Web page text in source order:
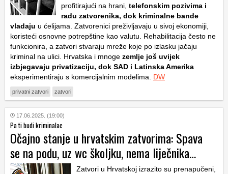
profitirajući na hrani, telefonskim pozivima i
radu zatvorenika, dok kriminalne bande
vladaju u ćelijama. Zatvorenici preživljavaju u sivoj ekonomiji,
koristeći osnovne potrepštine kao valutu. Rehabilitacija često ne
funkcionira, a zatvori stvaraju mreže koje po izlasku jačaju
kriminal na ulici. Hrvatska i mnoge zemlje još uvijek
izbjegavaju privatizaciju, dok SAD i Latinska Amerika
eksperimentiraju s komercijalnim modelima. DW
privatni zatvori zatvori
17.06.2025. (19:00)
Pa ti budi kriminalac
Očajno stanje u hrvatskim zatvorima: Spava
se na podu, uz wc školjku, nema liječnika…
Zatvori u Hrvatskoj izrazito su prenapučeni,